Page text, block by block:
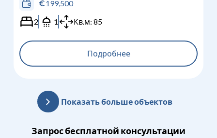
199,500
2
1 Кв.м: 85
Подробнее
Показать больше объектов
Запрос бесплатной консультации